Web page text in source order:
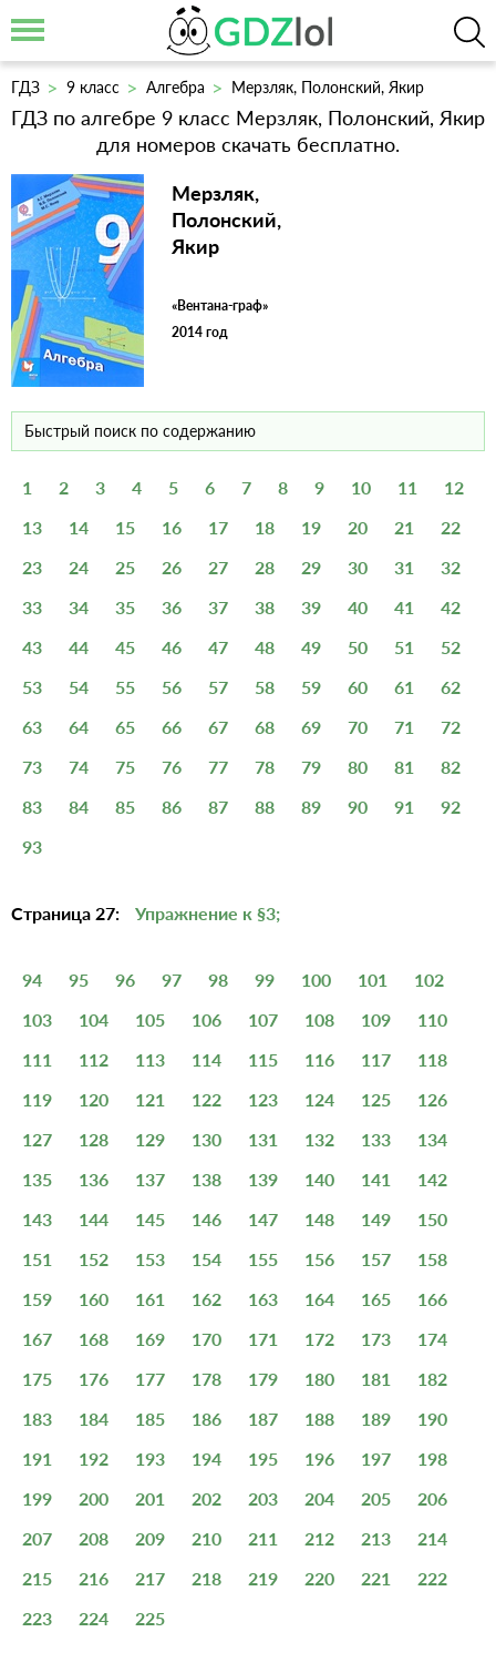
ГДЗ 9 класс Алгебра Мерзляк, Полонский, Якир
ГДЗ по алгебре 9 класс Мерзляк, Полонский, Якир
для номеров скачать бесплатно.
Мерзляк,
Полонский,
Якир
«Вентана-граф»
2014 год
1 2 3 4 5 6 7 8 9 10 11
12
13
14 15 16 17 18 19 20 21
22
23
24 25 26 27 28 29 30 31
32
33
34 35 36 37 38 39 40 41
42
43
44 45 46 47 48 49 50 51
52
53
54 55 56 57 58 59 60 61
62
63
64 65 66 67 68 69 70 71
72
73
74 75 76 77 78 79 80 81
82
83
84 85 86 87 88 89 90 91
92
93
Страница 27: Упражнение к §3;
94 95 96 97 98 99 100 101
102
103
104 105 106 107 108 109
110
111
112 113 114 115 116 117
118
119
120 121 122 123 124 125
126
127
128 129 130 131 132 133
134
135
136 137 138 139 140 141
142
143
144 145 146 147 148 149
150
151
152 153 154 155 156 157
158
159
160 161 162 163 164 165
166
167
168 169 170 171 172 173
174
175
176 177 178 179 180 181
182
183
184 185 186 187 188 189
190
191
192 193 194 195 196 197
198
199
200 201 202 203 204 205
206
207
208 209 210 211 212 213
214
215
216 217 218 219 220 221
222
223
224 225